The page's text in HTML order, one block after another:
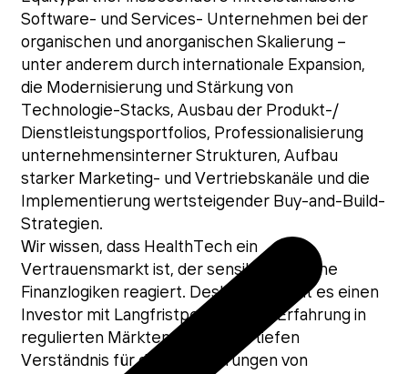
Software- und Services- Unternehmen bei der
organischen und anorganischen Skalierung –
unter anderem durch internationale Expansion,
die Modernisierung und Stärkung von
Technologie-Stacks, Ausbau der Produkt-/
Dienstleistungsportfolios, Professionalisierung
unternehmensinterner Strukturen, Aufbau
starker Marketing- und Vertriebskanäle und die
Implementierung wertsteigender Buy-and-Build-
Strategien.
Wir wissen, dass HealthTech ein
Vertrauensmarkt ist, der sensibel auf reine
Finanzlogiken reagiert. Deshalb braucht es einen
Investor mit Langfristperspektive, Erfahrung in
regulierten Märkten und einem tiefen
Verständnis für die Anforderungen von